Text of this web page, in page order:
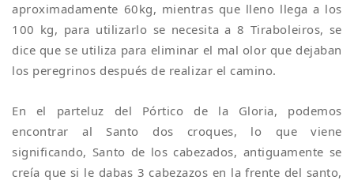
aproximadamente 60kg, mientras que lleno llega a los
100 kg, para utilizarlo se necesita a 8 Tiraboleiros, se
dice que se utiliza para eliminar el mal olor que dejaban
los peregrinos después de realizar el camino.
En el parteluz del Pórtico de la Gloria, podemos
encontrar al Santo dos croques, lo que viene
significando, Santo de los cabezados, antiguamente se
creía que si le dabas 3 cabezazos en la frente del santo,